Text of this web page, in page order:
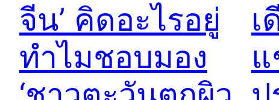
จีน’ คิดอะไรอยู่
ทำไมชอบมอง
เ